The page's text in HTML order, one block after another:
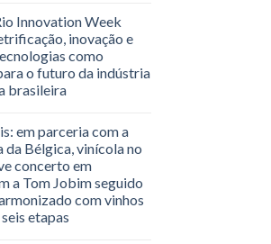
Innovation Week
inovação e
como
o futuro da indústria
brasileira
em parceria com a
da Bélgica, vinícola no
concerto em
a Tom Jobim seguido
com vinhos
etapas